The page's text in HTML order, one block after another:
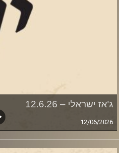
ג'אז ישראלי – 12.6.26
12/06/2026